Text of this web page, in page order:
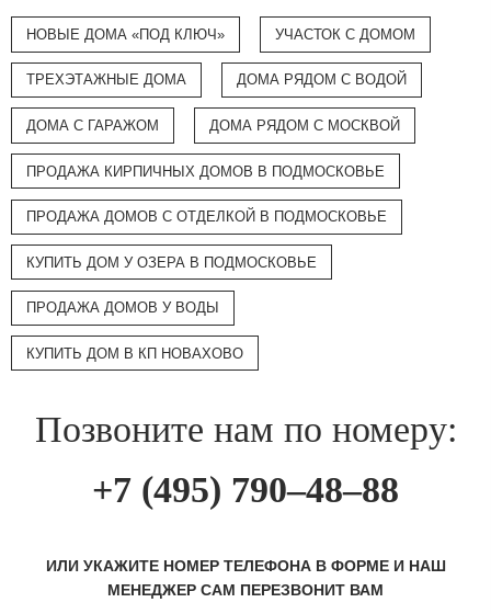
НОВЫЕ ДОМА «ПОД КЛЮЧ» УЧАСТОК С ДОМОМ
ТРЕХЭТАЖНЫЕ ДОМА ДОМА РЯДОМ С ВОДОЙ
ДОМА С ГАРАЖОМ ДОМА РЯДОМ С МОСКВОЙ
ПРОДАЖА КИРПИЧНЫХ ДОМОВ В ПОДМОСКОВЬЕ
ПРОДАЖА ДОМОВ С ОТДЕЛКОЙ В ПОДМОСКОВЬЕ
КУПИТЬ ДОМ У ОЗЕРА В ПОДМОСКОВЬЕ
ПРОДАЖА ДОМОВ У ВОДЫ
КУПИТЬ ДОМ В КП НОВАХОВО
Позвоните нам по номеру:
+7 (495) 790–48–88
ИЛИ УКАЖИТЕ НОМЕР ТЕЛЕФОНА В ФОРМЕ И НАШ
МЕНЕДЖЕР САМ ПЕРЕЗВОНИТ ВАМ